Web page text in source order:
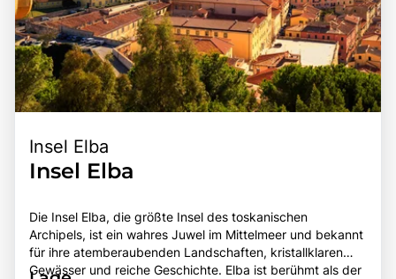
Insel Elba
Insel Elba
Die Insel Elba, die größte Insel des toskanischen
Archipels, ist ein wahres Juwel im Mittelmeer und bekannt
für ihre atemberaubenden Landschaften, kristallklaren
Gewässer und reiche Geschichte. Elba ist berühmt als der